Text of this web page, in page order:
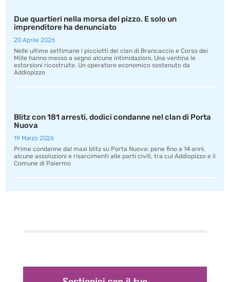
Due quartieri nella morsa del pizzo. E solo un
imprenditore ha denunciato
20 Aprile 2026
Nelle ultime settimane i picciotti dei clan di Brancaccio e Corso dei
Mille hanno messo a segno alcune intimidazioni. Una ventina le
estorsioni ricostruite. Un operatore economico sostenuto da
Addiopizzo
Blitz con 181 arresti, dodici condanne nel clan di Porta
Nuova
19 Marzo 2026
Prime condanne dal maxi blitz su Porta Nuova: pene fino a 14 anni,
alcune assoluzioni e risarcimenti alle parti civili, tra cui Addiopizzo e il
Comune di Palermo